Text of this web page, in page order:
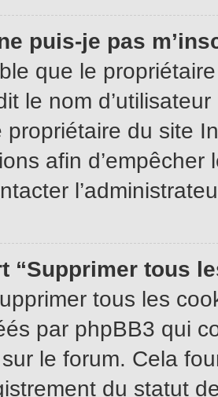
puis-je pas
que le
le nom
propriétaire du site
afin d’empêcher
“Supprimer tous
tous les
par phpBB3 qui
le forum. Cela
du statut